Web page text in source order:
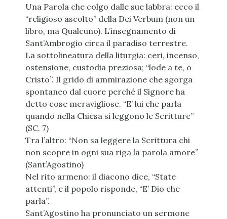
Una Parola che colgo dalle sue labbra: ecco il
“religioso ascolto” della Dei Verbum (non un
libro, ma Qualcuno). L’insegnamento di
Sant’Ambrogio circa il paradiso terrestre.
La sottolineatura della liturgia: ceri, incenso,
ostensione, custodia preziosa; “lode a te, o
Cristo”. Il grido di ammirazione che sgorga
spontaneo dal cuore perché il Signore ha
detto cose meravigliose. “E’ lui che parla
quando nella Chiesa si leggono le Scritture”
(SC. 7)
Tra l’altro: “Non sa leggere la Scrittura chi
non scopre in ogni sua riga la parola amore”
(Sant’Agostino)
Nel rito armeno: il diacono dice, “State
attenti”, e il popolo risponde, “E’ Dio che
parla”.
Sant’Agostino ha pronunciato un sermone